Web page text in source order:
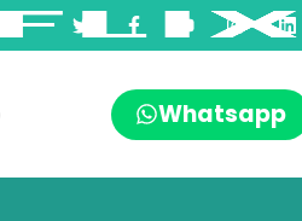
Whatsapp